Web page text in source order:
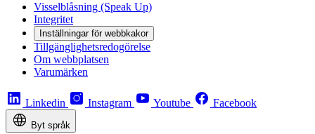
Visselblåsning (Speak Up)
Integritet
Inställningar för webbkakor
Tillgänglighetsredogörelse
Om webbplatsen
Varumärken
Linkedin Instagram Youtube Facebook
Byt språk